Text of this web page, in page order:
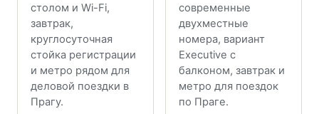
столом и Wi-Fi,
завтрак,
круглосуточная
стойка регистрации
и метро рядом для
деловой поездки в
Прагу.
современные
двухместные
номера, вариант
Executive с
балконом, завтрак и
метро для поездок
по Праге.